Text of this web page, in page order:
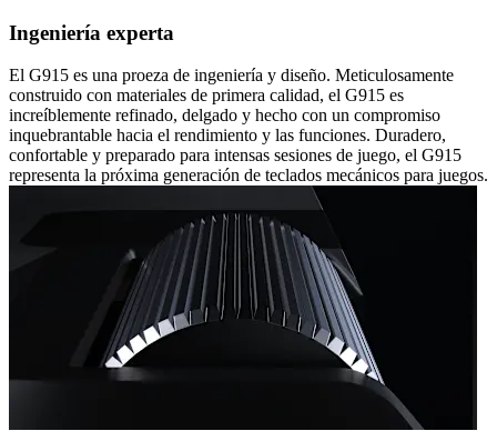
Ingeniería experta
El G915 es una proeza de ingeniería y diseño. Meticulosamente
construido con materiales de primera calidad, el G915 es
increíblemente refinado, delgado y hecho con un compromiso
inquebrantable hacia el rendimiento y las funciones. Duradero,
confortable y preparado para intensas sesiones de juego, el G915
representa la próxima generación de teclados mecánicos para juegos.